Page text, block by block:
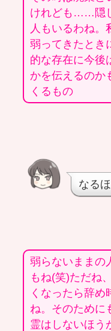
けれども……隠
人もいるわね。
弱ってきたとき
的な存在に今後
かを伝えるのか
くるもの
なる
弱らないままの
もね(笑)ただね
くなったら辞め
ね。そのために
霊はしないほう